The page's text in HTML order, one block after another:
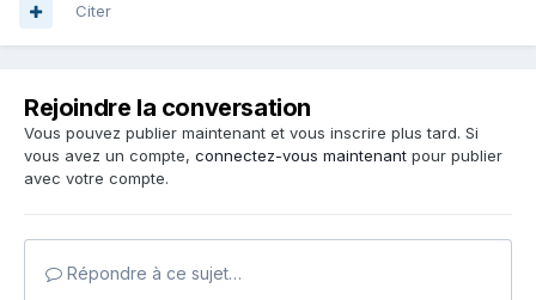
Citer
Rejoindre la conversation
Vous pouvez publier maintenant et vous inscrire plus tard. Si
vous avez un compte, connectez-vous maintenant pour publier
avec votre compte.
Répondre à ce sujet…